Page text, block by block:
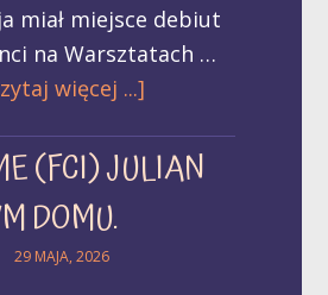
miał miejsce debiut
na Warsztatach …
więcej ...]
(FCI) JULIAN
DOMU.
29 MAJA, 2026